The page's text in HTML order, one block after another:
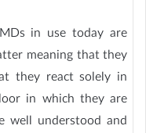
in use today are
meaning that they
they react solely in
in which they are
well understood and